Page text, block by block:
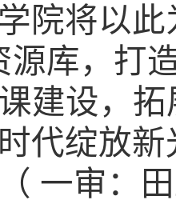
院将以
源库，打
建设，
代绽放
（ 一审